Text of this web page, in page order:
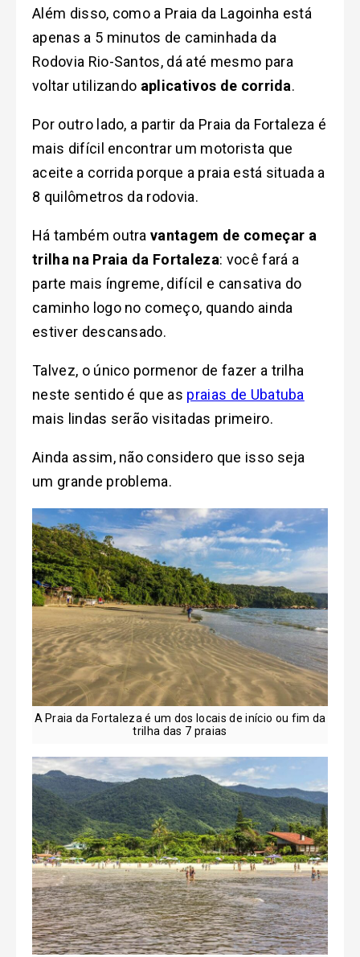
Além disso, como a Praia da Lagoinha está
apenas a 5 minutos de caminhada da
Rodovia Rio-Santos, dá até mesmo para
voltar utilizando aplicativos de corrida.
Por outro lado, a partir da Praia da Fortaleza é
mais difícil encontrar um motorista que
aceite a corrida porque a praia está situada a
8 quilômetros da rodovia.
Há também outravantagem de começar a
trilha na Praia da Fortaleza: você fará a
parte mais íngreme, difícil e cansativa do
caminho logo no começo, quando ainda
estiver descansado.
Talvez, o único pormenor de fazer a trilha
neste sentido é que as praias de Ubatuba
mais lindas serão visitadas primeiro.
Ainda assim, não considero que isso seja
um grande problema.
A Praia da Fortaleza é um dos locais de início ou fim da
trilha das 7 praias